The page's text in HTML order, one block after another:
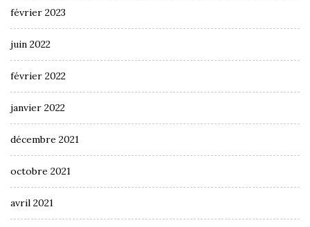
février 2023
juin 2022
février 2022
janvier 2022
décembre 2021
octobre 2021
avril 2021